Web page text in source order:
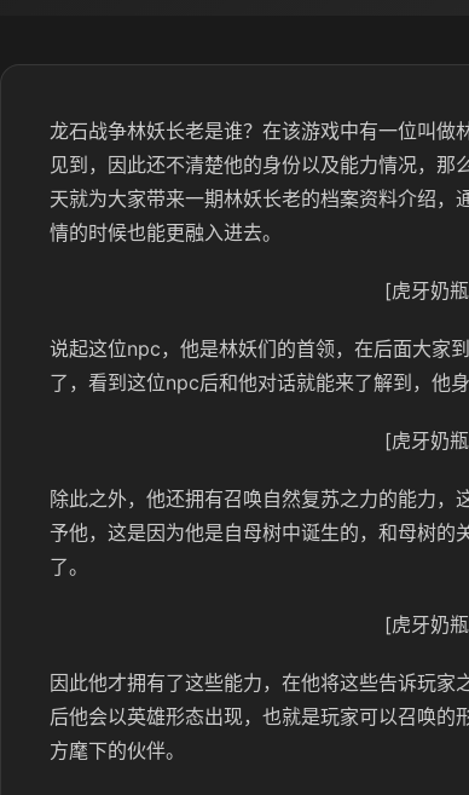
龙石战争林妖长老是谁？在该游戏中有一位叫
见到，因此还不清楚他的身份以及能力情况，
天就为大家带来一期林妖长老的档案资料介绍，
情的时候也能更融入进去。
[虎牙奶
说起这位npc，他是林妖们的首领，在后面大家
了，看到这位npc后和他对话就能来了解到，他
[虎牙奶
除此之外，他还拥有召唤自然复苏之力的能力
予他，这是因为他是自母树中诞生的，和母树的
了。
[虎牙奶
因此他才拥有了这些能力，在他将这些告诉玩
后他会以英雄形态出现，也就是玩家可以召唤
方麾下的伙伴。